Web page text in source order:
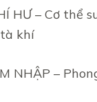
HƯ – Cơ thể
khí
NHẬP –